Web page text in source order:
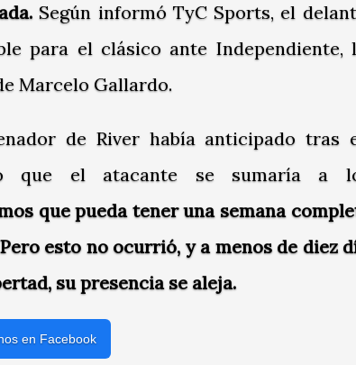
Según informóTyC Sports, el
para el clásico ante
Marcelo Gallardo.
de River había anticipado tras
que el atacante se sumaría a
que pueda tener una semana
esto no ocurrió, y a menos de diez
su presencia se aleja.
en Facebook